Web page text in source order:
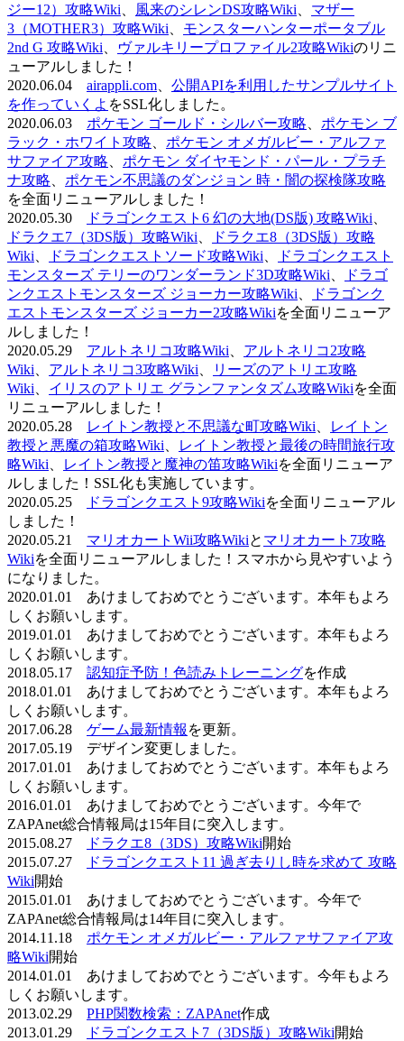
ジー12）攻略Wiki
風来のシレンDS攻略Wiki
マザー
3（MOTHER3）攻略Wiki
モンスターハンターポータブル
2nd G 攻略Wiki
ヴァルキリープロファイル2攻略Wikiのリニ
ューアルしました！
2020.06.04 airappli.com
公開APIを利用したサンプルサイト
を作っていくよ をSSL化しました。
2020.06.03 ポケモン ゴールド・シルバー攻略
ポケモン ブ
ラック・ホワイト攻略
ポケモン オメガルビー・アルファ
サファイア攻略
ポケモン ダイヤモンド・パール・プラチ
ナ攻略
ポケモン不思議のダンジョン 時・闇の探検隊攻略
を全面リニューアルしました！
2020.05.30
ドラゴンクエスト6 幻の大地(DS版) 攻略Wiki
ドラクエ7（3DS版）攻略Wiki
ドラクエ8（3DS版）攻略
Wiki
ドラゴンクエストソード攻略Wiki
ドラゴンクエスト
モンスターズ テリーのワンダーランド3D攻略Wiki
ドラゴ
ンクエストモンスターズ ジョーカー攻略Wiki
ドラゴンク
エストモンスターズ ジョーカー2攻略Wikiを全面リニューア
ルしました！
2020.05.29 アルトネリコ攻略Wiki
アルトネリコ2攻略
Wiki
アルトネリコ3攻略Wiki
リーズのアトリエ攻略
Wiki
イリスのアトリエ グランファンタズム攻略Wikiを全面
リニューアルしました！
2020.05.28
レイトン教授と不思議な町攻略Wiki
レイトン
教授と悪魔の箱攻略Wiki
レイトン教授と最後の時間旅行攻
略Wiki
レイトン教授と魔神の笛攻略Wikiを全面リニューア
ルしました！SSL化も実施しています。
2020.05.25
ドラゴンクエスト9攻略Wikiを全面リニューアル
しました！
2020.05.21 マリオカートWii攻略Wikiと マリオカート7攻略
Wikiを全面リニューアルしました！スマホから見やすいよう
になりました。
2020.01.01 あけましておめでとうございます。本年もよろ
しくお願いします。
2019.01.01 あけましておめでとうございます。本年もよろ
しくお願いします。
2018.05.17 認知症予防！色読みトレーニングを作成
2018.01.01 あけましておめでとうございます。本年もよろ
しくお願いします。
2017.06.28 ゲーム最新情報 を更新。
2017.05.19 デザイン変更しました。
2017.01.01 あけましておめでとうございます。本年もよろ
しくお願いします。
2016.01.01 あけましておめでとうございます。今年で
ZAPAnet総合情報局は15年目に突入します。
2015.08.27
ドラクエ8（3DS）攻略Wiki開始
2015.07.27
ドラゴンクエスト11 過ぎ去りし時を求めて 攻略
Wiki開始
2015.01.01 あけましておめでとうございます。今年で
ZAPAnet総合情報局は14年目に突入します。
2014.11.18 ポケモン オメガルビー・アルファサファイア攻
略Wiki開始
2014.01.01 あけましておめでとうございます。今年もよろ
しくお願いします。
2013.02.29 PHP関数検索：ZAPAnet作成
2013.01.29
ドラゴンクエスト7（3DS版）攻略Wiki開始